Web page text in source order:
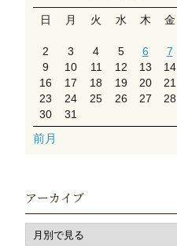
日 月 火 水 木 金
2
3 4 5 6 7
9
10 11 12 13 14
16
17 18 19 20 21
23
24 25 26 27 28
30
31
前月
アーカイブ